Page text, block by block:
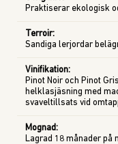
Praktiserar ekologisk
Terroir:
Sandiga lerjordar
Vinifikation:
Pinot Noir och Pinot
helklasjäsning med
svaveltillsats vid
Mognad:
Lagrad 18 månader